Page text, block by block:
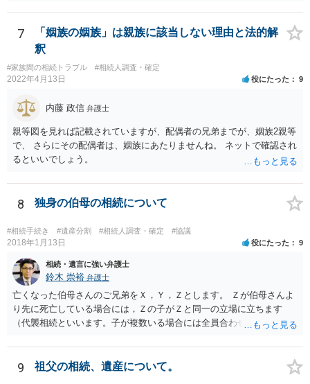
7
「姻族の姻族」は親族に該当しない理由と法的解
釈
#家族間の相続トラブル #相続人調査・確定
2022年4月13日 役にたった 9
内藤 政信 弁護士
親等図を見れば記載されていますが、配偶者の兄弟までが、姻族2親等
で、 さらにその配偶者は、姻族にあたりませんね。 ネットで確認され
るといいでしょう。
8 独身の伯母の相続について
#相続手続き #遺産分割 #相続人調査・確定 #協議
2018年1月13日 役にたった 9
相続・遺言に強い弁護士
鈴木 崇裕 弁護士
亡くなった伯母さんのご兄弟をＸ，Ｙ，Ｚとします。 Ｚが伯母さんよ
り先に死亡している場合には，Ｚの子がＺと同一の立場に立ちます
（代襲相続といいます。子が複数いる場合には全員合わせてＺと同一
つの相続分を有していますので， そのことを前提として，遺産分割協
議をすることになります（必ずしも３分の１ずつにしなくても，合意
ができれば構いません。）。 今後の対応としては， ①伯母さんの相続
9 祖父の相続、遺産について。